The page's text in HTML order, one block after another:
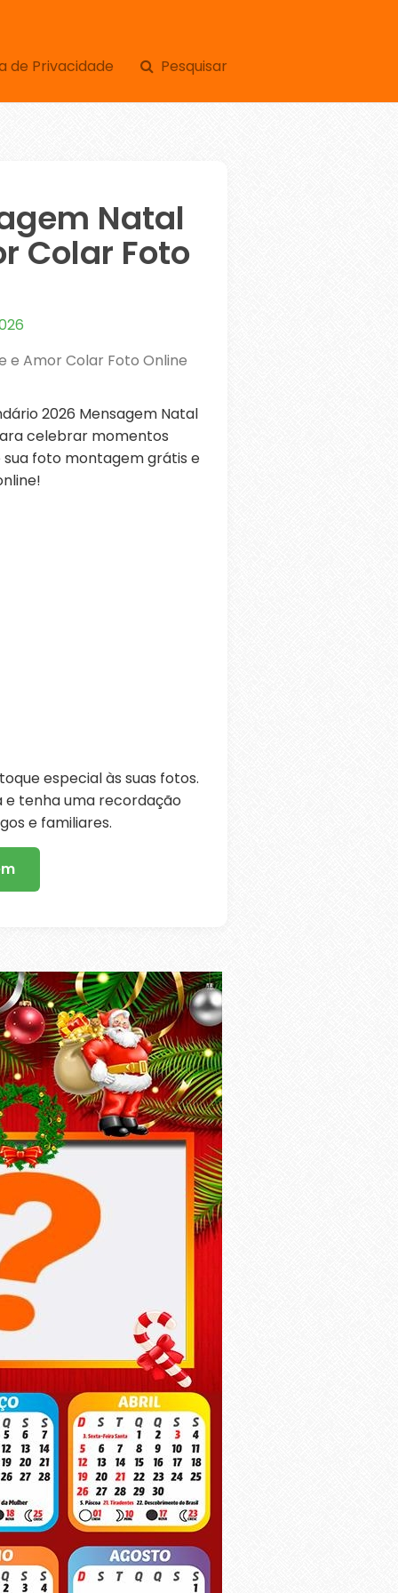
de Privacidade Pesquisar
Natal
Colar Foto
e Amor Colar Foto Online
2026 Mensagem Natal
celebrar momentos
sua foto montagem grátis e
especial às suas fotos.
e tenha uma recordação
e familiares.